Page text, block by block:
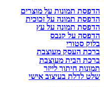
הדפסת תמונות על מוצרים
הדפסת תמונה על זכוכית
הדפסת תמונה על עץ
הדפסה על קנבס
בלוק סטורי
ברכת העסק מעוצבת
ברכת הבית מעוצבת
תמונות חיתוך לייזר
שלט לדלת בעיצוב אישי